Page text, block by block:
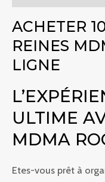
ACHETER
REINES
LIGNE
ULTIME
MDMA
Etes-vous prêt à